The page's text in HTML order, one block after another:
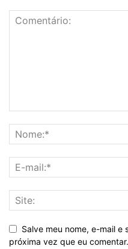
Salve meu nome, e-mail e
próxima vez que eu comentar.